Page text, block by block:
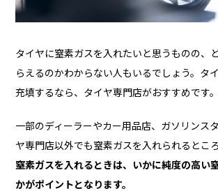
タイヤに窒素ガスを入れたいと思うものの、
らえるのかわからない人もいるでしょう。タ
充填するなら、タイヤ専門店がおすすめです。
一部のディーラーやカー用品店、ガソリンス
ヤ専門店以外でも窒素ガスを入れられるとこ
窒素ガスを入れるときは、いかに純度の高い
かがポイントとなります。